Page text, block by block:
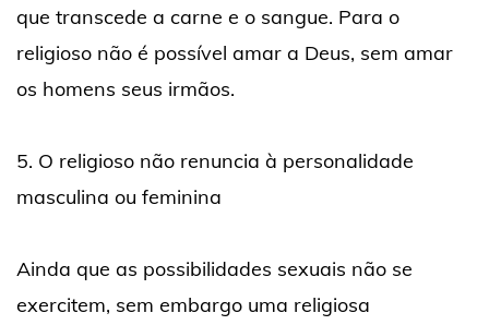
que transcede a carne e o sangue. Para o
religioso não é possível amar a Deus, sem amar
os homens seus irmãos.
5. O religioso não renuncia à personalidade
masculina ou feminina
Ainda que as possibilidades sexuais não se
exercitem, sem embargo uma religiosa